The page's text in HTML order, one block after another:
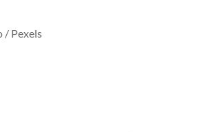
/ Pexels